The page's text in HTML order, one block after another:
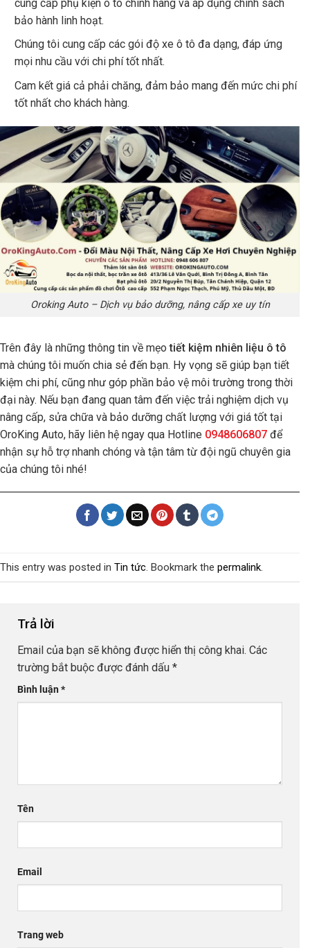
cung cấp phụ kiện ô tô chính hãng và áp dụng chính sách
bảo hành linh hoạt.
Chúng tôi cung cấp các gói độ xe ô tô đa dạng, đáp ứng
mọi nhu cầu với chi phí tốt nhất.
Cam kết giá cả phải chăng, đảm bảo mang đến mức chi phí
tốt nhất cho khách hàng.
Oroking Auto – Dịch vụ bảo dưỡng, nâng cấp xe uy tín
Trên đây là những thông tin về mẹotiết kiệm nhiên liệu ô tô
mà chúng tôi muốn chia sẻ đến bạn. Hy vọng sẽ giúp bạn tiết
kiệm chi phí, cũng như góp phần bảo vệ môi trường trong thời
đại này. Nếu bạn đang quan tâm đến việc trải nghiệm dịch vụ
nâng cấp, sửa chữa và bảo dưỡng chất lượng với giá tốt tại
OroKing Auto, hãy liên hệ ngay qua Hotline 0948606807 để
nhận sự hỗ trợ nhanh chóng và tận tâm từ đội ngũ chuyên gia
của chúng tôi nhé!
This entry was posted in Tin tức . Bookmark the permalink
Trả lời
Email của bạn sẽ không được hiển thị công khai. Các
trường bắt buộc được đánh dấu *
Bình luận *
Tên
Email
Trang web